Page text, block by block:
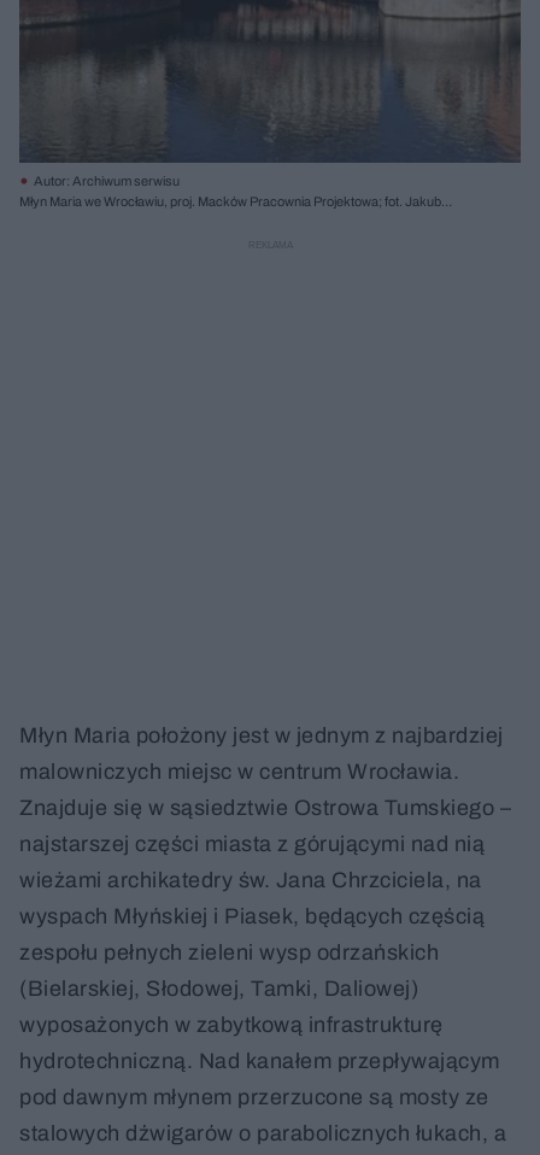
Autor: Archiwum serwisu
Młyn Maria we Wrocławiu, proj. Macków Pracownia Projektowa; fot. Jakub
Młyn Maria położony jest w jednym z najbardziej
malowniczych miejsc w centrum Wrocławia.
Znajduje się w sąsiedztwie Ostrowa Tumskiego –
najstarszej części miasta z górującymi nad nią
wieżami archikatedry św. Jana Chrzciciela, na
wyspach Młyńskiej i Piasek, będących częścią
zespołu pełnych zieleni wysp odrzańskich
(Bielarskiej, Słodowej, Tamki, Daliowej)
wyposażonych w zabytkową infrastrukturę
hydrotechniczną. Nad kanałem przepływającym
pod dawnym młynem przerzucone są mosty ze
stalowych dźwigarów o parabolicznych łukach, a